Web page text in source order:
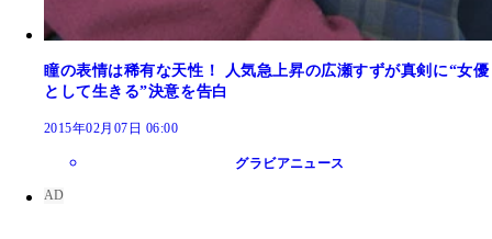
瞳の表情は稀有な天性！ 人気急上昇の広瀬すずが真剣に“女優
として生きる”決意を告白
2015年02月07日 06:00
グラビアニュース